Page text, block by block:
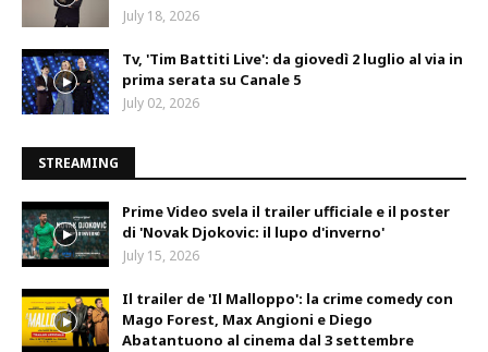
July 18, 2026
Tv, 'Tim Battiti Live': da giovedì 2 luglio al via in
prima serata su Canale 5
July 02, 2026
STREAMING
Prime Video svela il trailer ufficiale e il poster
di 'Novak Djokovic: il lupo d'inverno'
July 15, 2026
Il trailer de 'Il Malloppo': la crime comedy con
Mago Forest, Max Angioni e Diego
Abatantuono al cinema dal 3 settembre